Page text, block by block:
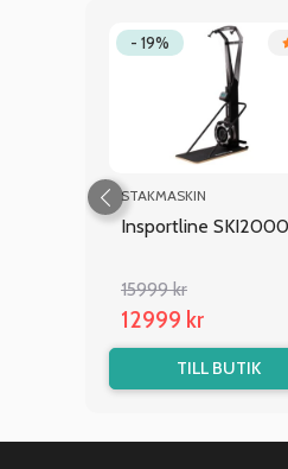
- 19%
STAKMASKIN
Insportline SKI2000
15999 kr
12999 kr
TILL BUTIK